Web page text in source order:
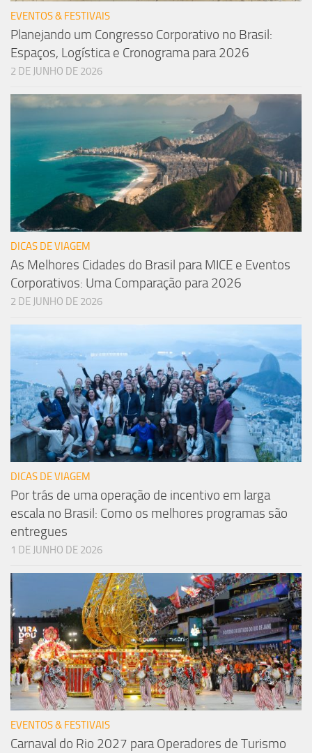
EVENTOS & FESTIVAIS
Planejando um Congresso Corporativo no Brasil:
Espaços, Logística e Cronograma para 2026
2 DE JUNHO DE 2026
DICAS DE VIAGEM
As Melhores Cidades do Brasil para MICE e Eventos
Corporativos: Uma Comparação para 2026
2 DE JUNHO DE 2026
DICAS DE VIAGEM
Por trás de uma operação de incentivo em larga
escala no Brasil: Como os melhores programas são
entregues
1 DE JUNHO DE 2026
EVENTOS & FESTIVAIS
Carnaval do Rio 2027 para Operadores de Turismo